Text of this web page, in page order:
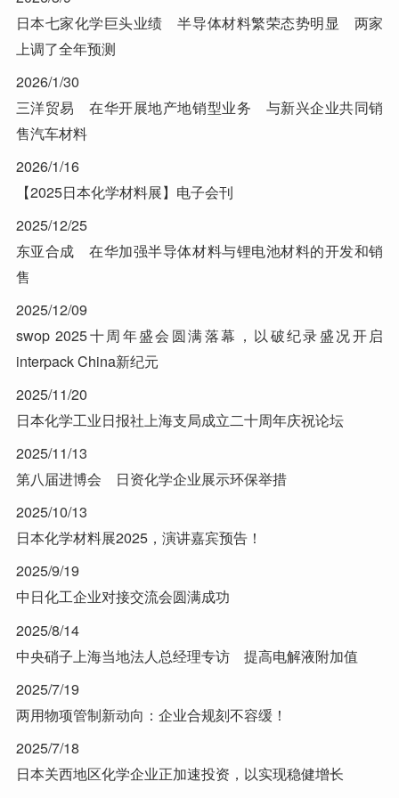
日本七家化学巨头业绩 半导体材料繁荣态势明显 两家
上调了全年预测
2026/1/30
三洋贸易 在华开展地产地销型业务 与新兴企业共同销
售汽车材料
2026/1/16
【2025日本化学材料展】电子会刊
2025/12/25
东亚合成 在华加强半导体材料与锂电池材料的开发和销
售
2025/12/09
swop 2025十周年盛会圆满落幕，以破纪录盛况开启
interpack China新纪元
2025/11/20
日本化学工业日报社上海支局成立二十周年庆祝论坛
2025/11/13
第八届进博会 日资化学企业展示环保举措
2025/10/13
日本化学材料展2025，演讲嘉宾预告！
2025/9/19
中日化工企业对接交流会圆满成功
2025/8/14
中央硝子上海当地法人总经理专访 提高电解液附加值
2025/7/19
两用物项管制新动向：企业合规刻不容缓！
2025/7/18
日本关西地区化学企业正加速投资，以实现稳健增长